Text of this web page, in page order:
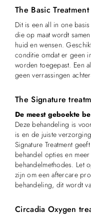
The Basic Treatment
Dit is een all in one
die op maat wordt
huid en wensen.
conditie omdat er geen
worden toegepast. Een
geen verrassingen
The Signature
De meest geboekte
Deze behandeling is
is en de juiste
Signature Treatment
behandel opties en
behandelmethodes. Let
zijn om een aftercare
behandeling, dit wordt
Circadia Oxygen